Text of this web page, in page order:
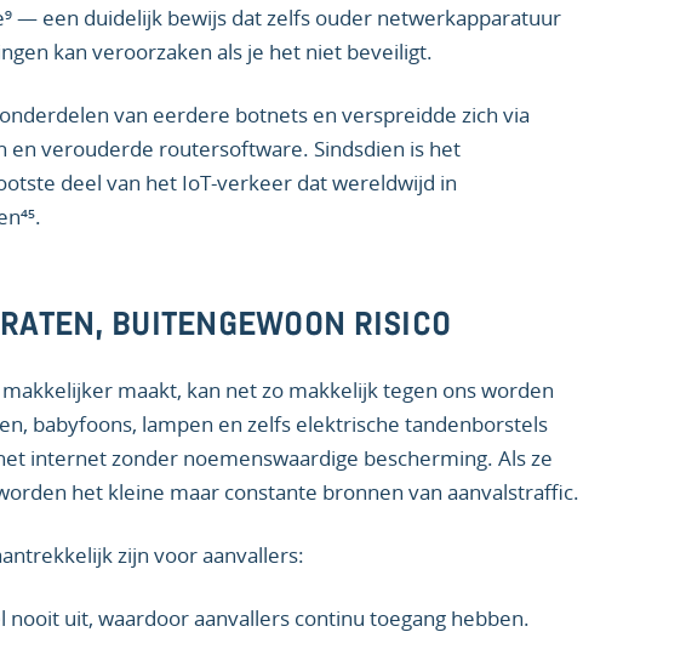
— een duidelijk bewijs dat zelfs ouder netwerkapparatuur
kan veroorzaken als je het niet beveiligt.
van eerdere botnets en verspreidde zich via
en verouderde routersoftware. Sindsdien is het
deel van het IoT-verkeer dat wereldwijd in
BUITENGEWOON RISICO
maakt, kan net zo makkelijk tegen ons worden
babyfoons, lampen en zelfs elektrische tandenborstels
internet zonder noemenswaardige bescherming. Als ze
het kleine maar constante bronnen van aanvalstraffic.
zijn voor aanvallers:
nooit uit, waardoor aanvallers continu toegang hebben.